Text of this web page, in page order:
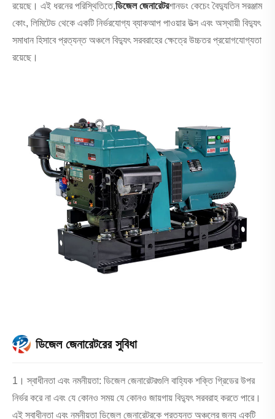
রয়েছে। এই ধরনের পরিস্থিতিতে,ডিজেল জেনারেটরশানডং কেচেং বৈদ্যুতিন সরঞ্জাম
কোং, লিমিটেড থেকে একটি নির্ভরযোগ্য ব্যাকআপ পাওয়ার উত্স এবং অস্থায়ী বিদ্যুৎ
সমাধান হিসাবে প্রত্যন্ত অঞ্চলে বিদ্যুৎ সরবরাহের ক্ষেত্রে উচ্চতর প্রয়োগযোগ্যতা
রয়েছে।
ডিজেল জেনারেটরের সুবিধা
1। স্বাধীনতা এবং নমনীয়তা: ডিজেল জেনারেটরগুলি বাহ্যিক শক্তি গ্রিডের উপর
নির্ভর করে না এবং যে কোনও সময় যে কোনও জায়গায় বিদ্যুৎ সরবরাহ করতে পারে।
এই স্বাধীনতা এবং নমনীয়তা ডিজেল জেনারেটরকে প্রত্যন্ত অঞ্চলের জন্য একটি